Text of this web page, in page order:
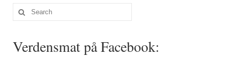
Smaken av skog
Search
for:
Verdensmat på Facebook: